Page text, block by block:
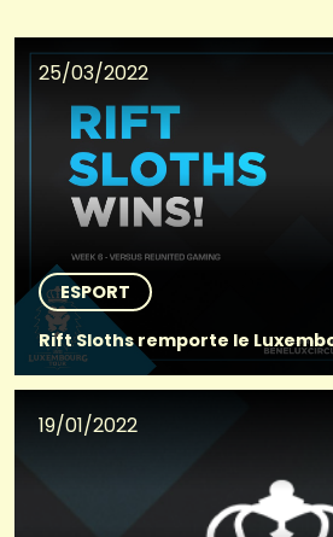
25/03/2022
ESPORT
Rift Sloths remporte le
19/01/2022